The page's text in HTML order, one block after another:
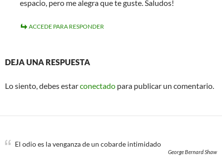
espacio, pero me alegra que te guste. Saludos!
ACCEDE PARA RESPONDER
DEJA UNA RESPUESTA
Lo siento, debes estarconectado para publicar un comentario.
El odio es la venganza de un cobarde intimidado
George Bernard Shaw